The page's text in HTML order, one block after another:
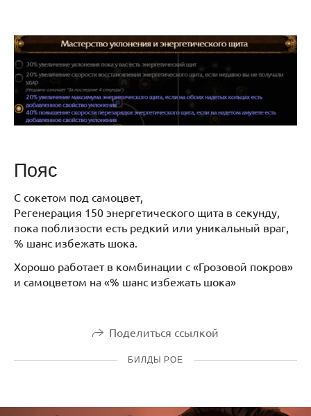
Пояс
С сокетом под самоцвет,
Регенерация 150 энергетического щита в секунду,
пока поблизости есть редкий или уникальный враг,
% шанс избежать шока.
Хорошо работает в комбинации с «Грозовой покров»
и самоцветом на «% шанс избежать шока»
Поделиться ссылкой
БИЛДЫ POE